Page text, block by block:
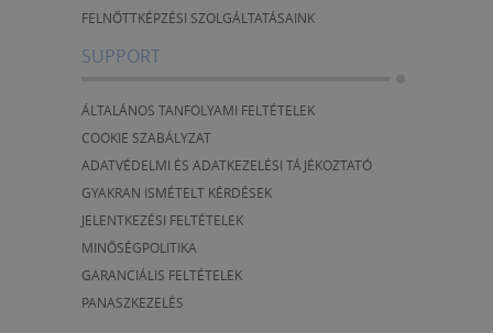
FELNŐTTKÉPZÉSI SZOLGÁLTATÁSAINK
SUPPORT
ÁLTALÁNOS TANFOLYAMI FELTÉTELEK
COOKIE SZABÁLYZAT
ADATVÉDELMI ÉS ADATKEZELÉSI TÁJÉKOZTATÓ
GYAKRAN ISMÉTELT KÉRDÉSEK
JELENTKEZÉSI FELTÉTELEK
MINŐSÉGPOLITIKA
GARANCIÁLIS FELTÉTELEK
PANASZKEZELÉS